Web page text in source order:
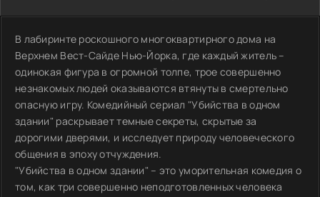
В лабиринте роскошного многоквартирного дома на
Верхнем Вест-Сайде Нью-Йорка, где каждый житель –
одинокая фигура в огромной толпе, трое совершенно
незнакомых людей оказываются втянуты в смертельно
опасную игру. Комедийный сериал "Убийства в одном
здании" раскрывает темные секреты, скрытые за
дорогими дверями, и исследует природу человеческого
общения в эпоху отчуждения.
"Убийства в одном здании" – это уморительная комедия о
том, как три совершенно неподготовленных человека